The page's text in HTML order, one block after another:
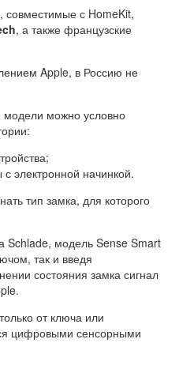
совместимые с HomeKit,
, а также французские
Apple, в Россию не
модели можно условно
электронной начинкой.
тип замка, для которого
Schlade, модель Sense Smart
так и введя
состояния замка сигнал
от ключа или
цифровыми сенсорными